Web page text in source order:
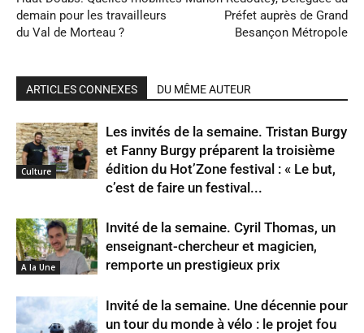
demain pour les travailleurs
du Val de Morteau ?
Préfet auprès de Grand
Besançon Métropole
ARTICLES CONNEXES DU MÊME AUTEUR
Culture
Les invités de la semaine. Tristan Burgy
et Fanny Burgy préparent la troisième
édition du Hot’Zone festival : « Le but,
c’est de faire un festival...
A la Une
Invité de la semaine. Cyril Thomas, un
enseignant-chercheur et magicien,
remporte un prestigieux prix
Invité de la semaine. Une décennie pour
un tour du monde à vélo : le projet fou